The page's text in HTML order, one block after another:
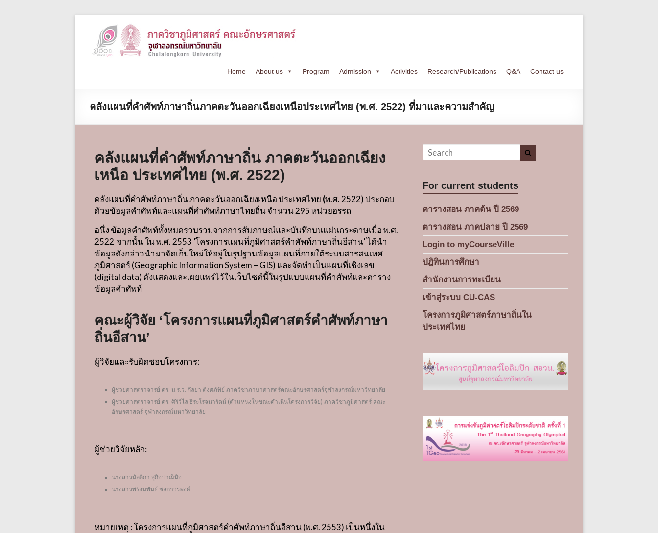
Home About us Program Admission Activities Research/Publications Q&A Contact us
คลังแผนที่คำศัพท์ภาษาถิ่นภาคตะวันออกเฉียงเหนือประเทศไทย (พ.ศ. 2522) ที่มาและความสำคัญ
คลังแผนที่คำศัพท์ภาษาถิ่น ภาคตะวันออกเฉียง
เหนือ ประเทศไทย (พ.ศ. 2522)
คลังแผนที่คำศัพท์ภาษาถิ่นภาคตะวันออกเฉียงเหนือ ประเทศไทย (พ.ศ. 2522) ประกอบ
ด้วยข้อมูลคำศัพท์และแผนที่คำศัพท์ภาษาไทยถิ่น จำนวน295 หน่วยอรรถ
อนึ่ง ข้อมูลคำศัพท์ทั้งหมดรวบรวมจากการสัมภาษณ์และบันทึกบนแผ่นกระดาษเมื่อ พ.ศ.
2522 จากนั้น ใน พ.ศ. 2553 ‘โครงการแผนที่ภูมิศาสตร์คำศัพท์ภาษาถิ่นอีสาน’ได้นำ
ข้อมูลดังกล่าวนำมาจัดเก็บใหม่ให้อยู่ในรูปฐานข้อมูลแผนที่ภายใต้ระบบสารสนเทศ
ภูมิศาสตร์(Geographic Information System – GIS) และจัดทำเป็นแผนที่เชิงเลข
(digital data) ดังแสดงและเผยแพร่ไว้ในเว็บไซต์นี้ในรูปแบบแผนที่คำศัพท์และตาราง
ข้อมูลคำศัพท์
คณะผู้วิจัย ‘โครงการแผนที่ภูมิศาสตร์คำศัพท์ภาษา
ถิ่นอีสาน’
ผู้วิจัยและรับผิดชอบโครงการ:
ผู้ช่วยศาสตราจารย์ ดร. ม.ร.ว. กัลยา ติงศภัทิย์ ภาควิชาภาษาศาสตร์คณะอักษรศาสตร์จุฬาลงกรณ์มหาวิทยาลัย
ผู้ช่วยศาสตราจารย์ ดร. ศิริวิไล ธีระโรจนารัตน์ (ตำแหน่งในขณะดำเนินโครงการวิจัย) ภาควิชาภูมิศาสตร์ คณะ
อักษรศาสตร์ จุฬาลงกรณ์มหาวิทยาลัย
ผู้ช่วยวิจัยหลัก:
นางสาวมัลลิกา สุกิจปาณีนิจ
นางสาวพร้อมพันธ์ ชลถาวรพงศ์
หมายเหตุ : โครงการแผนที่ภูมิศาสตร์คำศัพท์ภาษาถิ่นอีสาน(พ.ศ. 2553) เป็นหนึ่งใน
For current students
ตารางสอน ภาคต้น ปี 2569
ตารางสอน ภาคปลาย ปี 2569
Login to myCourseVille
ปฎิทินการศึกษา
สำนักงานการทะเบียน
เข้าสู่ระบบ CU-CAS
โครงการภูมิศาสตร์ภาษาถิ่นใน
ประเทศไทย